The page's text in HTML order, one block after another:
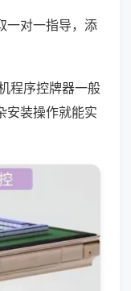
一对一指导，添
程序控牌器一般
安装操作就能实